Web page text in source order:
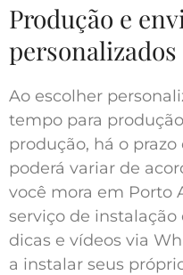
Produção e
personalizados
Ao escolher
tempo para
produção, há o
poderá variar de
você mora em Porto
serviço de
dicas e vídeos via
a instalar seus